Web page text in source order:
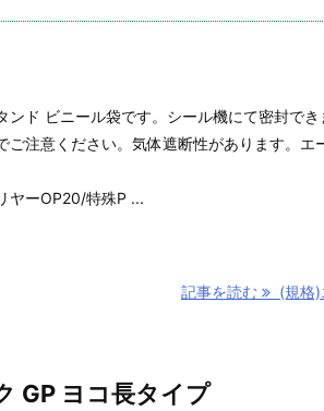
ド ビニール袋です。シール機にて密封でき
ご注意ください。気体遮断性があります。エ
ヤーOP20/特殊P ...
記事を読む (規格
GP ヨコ長タイプ